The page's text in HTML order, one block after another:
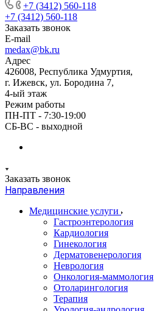
+7 (3412) 560-118
+7 (3412) 560-118
Заказать звонок
E-mail
medax@bk.ru
Адрес
426008, Республика Удмуртия,
г. Ижевск, ул. Бородина 7,
4-ый этаж
Режим работы
ПН-ПТ - 7:30-19:00
СБ-ВС - выходной
Заказать звонок
Направления
Медицинские услуги
Гастроэнтерология
Кардиология
Гинекология
Дерматовенерология
Неврология
Онкология-маммология
Отоларингология
Терапия